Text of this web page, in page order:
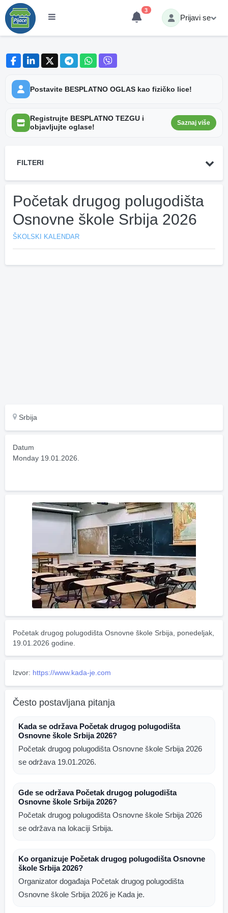
3
Prijavi se
Postavite BESPLATNO OGLAS kao fizičko lice!
Registrujte BESPLATNO TEZGU i
objavljujte oglase!
Saznaj više
FILTERI
Početak drugog polugodišta
Osnovne škole Srbija 2026
ŠKOLSKI KALENDAR
Srbija
Datum
Monday 19.01.2026.
Početak drugog polugodišta Osnovne škole Srbija, ponedeljak,
19.01.2026 godine.
Izvor: https://www.kada-je.com
Često postavljana pitanja
Kada se održava Početak drugog polugodišta
Osnovne škole Srbija 2026?
Početak drugog polugodišta Osnovne škole Srbija 2026
se održava 19.01.2026.
Gde se održava Početak drugog polugodišta
Osnovne škole Srbija 2026?
Početak drugog polugodišta Osnovne škole Srbija 2026
se održava na lokaciji Srbija.
Ko organizuje Početak drugog polugodišta Osnovne
škole Srbija 2026?
Organizator događaja Početak drugog polugodišta
Osnovne škole Srbija 2026 je Kada je.